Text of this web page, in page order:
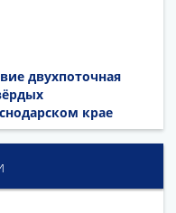
двухпоточная
крае